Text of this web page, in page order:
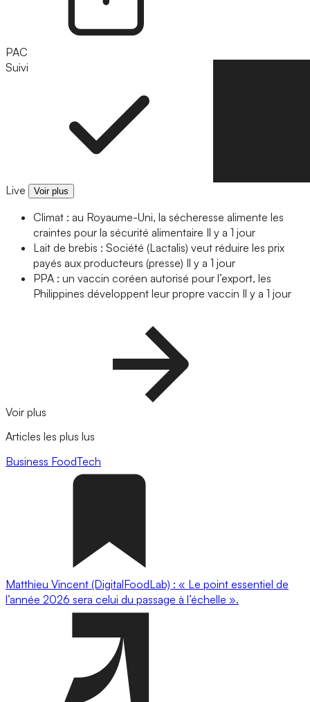
PAC
Suivi
Live Voir plus
Climat : au Royaume-Uni, la sécheresse alimente les
craintes pour la sécurité alimentaire Il y a 1 jour
Lait de brebis : Société (Lactalis) veut réduire les prix
payés aux producteurs (presse) Il y a 1 jour
PPA : un vaccin coréen autorisé pour l’export, les
Philippines développent leur propre vaccin Il y a 1 jour
Voir plus
Articles les plus lus
Business FoodTech
Matthieu Vincent (DigitalFoodLab) : « Le point essentiel de
l’année 2026 sera celui du passage à l’échelle ».